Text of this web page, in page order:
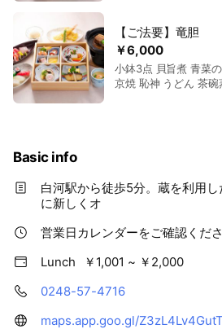
￥6,000
【ご法要】竜胆
小鉢3点 貝旨煮 青菜
京焼 恥神 うどん 茶
Basic info
白河駅から徒歩5分。蔵を利用
に新しくオ
営業日カレンダーをご確認くださ
Lunch
￥1,001 ~ ￥2,000
0248-57-4716
maps.app.goo.gl/